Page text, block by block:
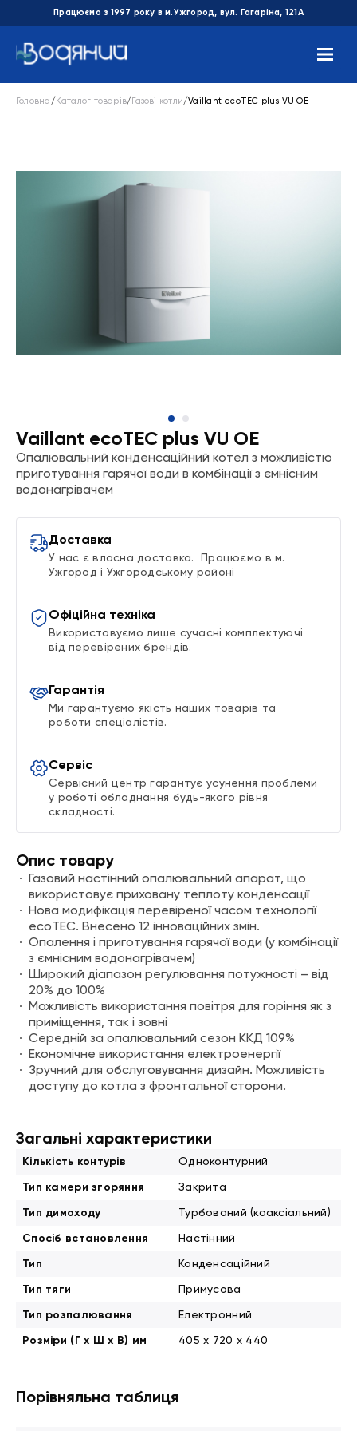
Працюємо з 1997 року в м.Ужгород, вул. Гагаріна, 121А
Головна / Каталог товарів/ Газові котли/Vaillant ecoTEC plus VU OE
Vaillant ecoTEC plus VU OE
Опалювальний конденсаційний котел з можливістю
приготування гарячої води в комбінації з ємнісним
водонагрівачем
Доставка
У нас є власна доставка. Працюємо в м.
Ужгород і Ужгородському районі
Офіційна техніка
Використовуємо лише сучасні комплектуючі
від перевірених брендів.
Гарантія
Ми гарантуємо якість наших товарів та
роботи спеціалістів.
Сервіс
Сервісний центр гарантує усунення проблеми
у роботі обладнання будь-якого рівня
складності.
Опис товару
Газовий настінний опалювальний апарат, що
використовує приховану теплоту конденсації
Нова модифікація перевіреної часом технології
ecoTEC. Внесено 12 інноваційних змін.
Опалення і приготування гарячої води (у комбінації
з ємнісним водонагрівачем)
Широкий діапазон регулювання потужності – від
20% до 100%
Можливість використання повітря для горіння як з
приміщення, так і зовні
Середній за опалювальний сезон ККД 109%
Економічне використання електроенергії
Зручний для обслуговування дизайн. Можливість
доступу до котла з фронтальної сторони.
Загальні характеристики
Кількість контурів Одноконтурний
Тип камери згоряння Закрита
Тип димоходу Турбований (коаксіальний)
Спосіб встановлення Настінний
Тип Конденсаційний
Тип тяги Примусова
Тип розпалювання Електронний
Розміри (Г x Ш x В) мм 405 x 720 x 440
Порівняльна таблиця